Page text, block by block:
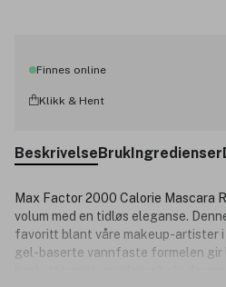
Finnes online
Klikk & Hent
BeskrivelseBrukIngredienser
Max Factor 2000 Calorie Mascara
volum med en tidløs eleganse.
favoritt blant våre makeup-artister i
gel-baserte vannfaste formelen gir